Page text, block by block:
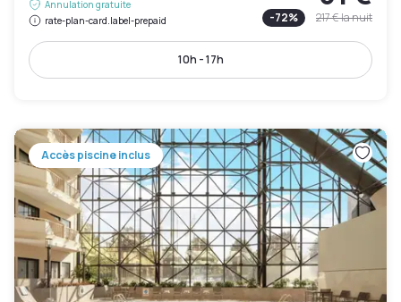
Annulation gratuite
rate-plan-card.label-prepaid
-72% 217 €la nuit
10h - 17h
Accès piscine inclus